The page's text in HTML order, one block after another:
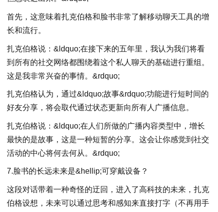
首先，这意味着扎克伯格和脸书非常了解移动聊天工具的增
长和流行。
扎克伯格说：&ldquo;在接下来的五年里，我认为我们将看
到所有的社交网络都围绕着这个私人聊天的基础进行重组。
这是我非常兴奋的事情。&rdquo;
扎克伯格认为，通过&ldquo;故事&rdquo;功能进行短时间的
好友分享，将会取代通过状态更新向所有人广播信息。
扎克伯格说：&ldquo;在人们所做的广播内容类型中，增长
最快的是故事，这是一种短暂的分享。这会让你感觉到社交
活动的中心将何去何从。&rdquo;
7.脸书的长远未来是&hellip;可穿戴设备？
这段对话带着一种奇怪的迂回，进入了高科技的未来，扎克
伯格设想，未来可以通过思考和感知来直接打字（不再用手